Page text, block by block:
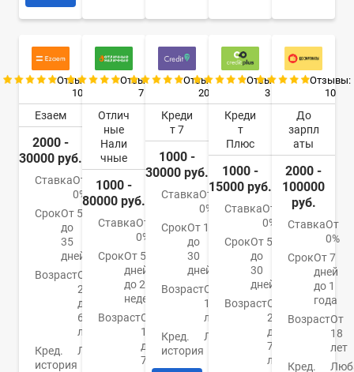
Отзывы:
10
Езаем
2000 -
30000 руб.
СтавкаОт
0%
СрокОт 5
до
35
дней
ВозрастОт
20
до
65
лет
Кред.
история
Любая
Отзывы:
7
Отлич
ные
Нали
чные
1000 -
80000 руб.
СтавкаОт
0%
СрокОт 5
дней
до 24
недель
ВозрастОт
18
до
70
Отзывы:
20
Креди
т 7
1000 -
30000 руб.
СтавкаОт
0%
СрокОт 1
до
30
дней
ВозрастОт
18
лет
Кред.
история
Любая
Отзывы:
3
Креди
т
Плюс
1000 -
15000 руб.
СтавкаОт
0%
СрокОт 5
до
30
дней
ВозрастОт
22
до
70
лет
Отзывы:
10
До
зарпл
аты
2000 -
100000
руб.
СтавкаОт
0%
СрокОт 7
дней
до 1
года
ВозрастОт
18
лет
Кред.